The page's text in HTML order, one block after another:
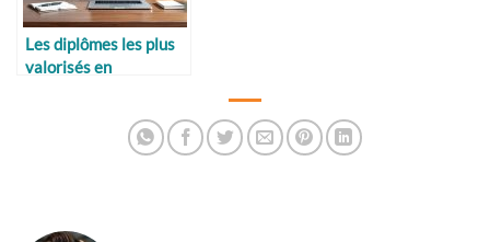
Les diplômes les plus
valorisés en